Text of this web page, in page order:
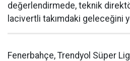
değerlendirmede, teknik
lacivertli takımdaki geleceğini
Fenerbahçe, Trendyol Süper